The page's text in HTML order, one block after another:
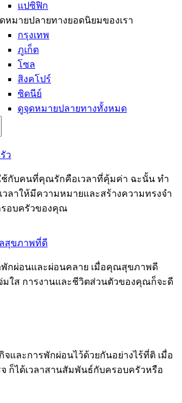
แปซิฟิก
หมายปลายทางยอดนิยมของเรา
กรุงเทพ
ภูเก็ต
โซล
สิงคโปร์
ซิดนีย์
ดูจุดหมายปลายทางทั้งหมด
ว
ช้กับคนที่คุณรักคือเวลาที่คุ้มค่า ฉะนั้น ทำ
วลาให้มีความหมายและสร้างความทรงจำ
อบครัวของคุณ
สุขภาพที่ดี
พักผ่อนและผ่อนคลาย เมื่อคุณสุขภาพดี
มใส การงานและชีวิตส่วนตัวของคุณก็จะดี
จและการพักผ่อนไว้ด้วยกันอย่างไร้ที่ติ เมื่อ
จ ก็ได้เวลาสานสัมพันธ์กับครอบครัวหรือ